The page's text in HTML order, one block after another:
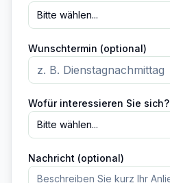
Bitte wählen...
Wunschtermin (optional)
Wofür interessieren Sie sich?
Bitte wählen...
Nachricht (optional)